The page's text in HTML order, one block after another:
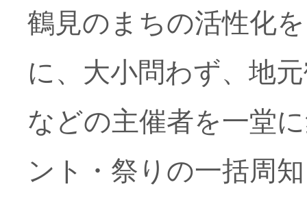
西口オープン
び企画・運営
主催・協力
鶴見のまちの活性化
に、大小問わず、地
などの主催者を一堂
ント・祭りの一括周